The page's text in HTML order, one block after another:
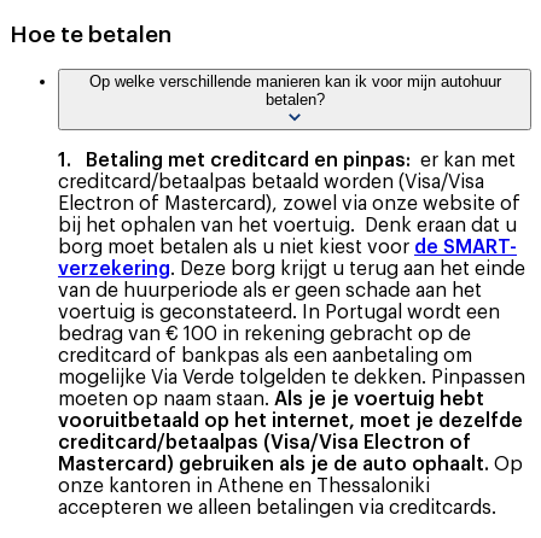
Hoe te betalen
Op welke verschillende manieren kan ik voor mijn autohuur
betalen?
1. Betaling met creditcard en pinpas: er kan met
creditcard/betaalpas betaald worden (Visa/Visa
Electron of Mastercard), zowel via onze website of
bij het ophalen van het voertuig. Denk eraan dat u
borg moet betalen als u niet kiest voor de SMART-
verzekering. Deze borg krijgt u terug aan het einde
van de huurperiode als er geen schade aan het
voertuig is geconstateerd. In Portugal wordt een
bedrag van € 100 in rekening gebracht op de
creditcard of bankpas als een aanbetaling om
mogelijke Via Verde tolgelden te dekken. Pinpassen
moeten op naam staan. Als je je voertuig hebt
vooruitbetaald op het internet, moet je dezelfde
creditcard/betaalpas (Visa/Visa Electron of
Mastercard) gebruiken als je de auto ophaalt. Op
onze kantoren in Athene en Thessaloniki
accepteren we alleen betalingen via creditcards.